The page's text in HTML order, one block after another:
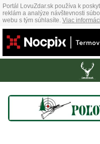
Portál LovuZdar.sk používa k
reklám a analýze návštevnosti
webu s tým súhlasíte. Viac